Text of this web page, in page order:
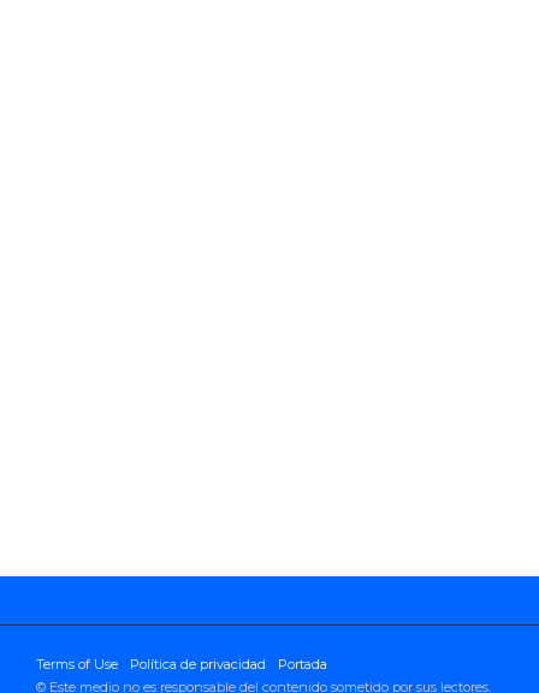
Terms of Use Política de privacidad
Portada
© Este medio no es responsable del contenido sometido por sus lectores.